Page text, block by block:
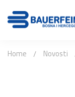
Home Novosti